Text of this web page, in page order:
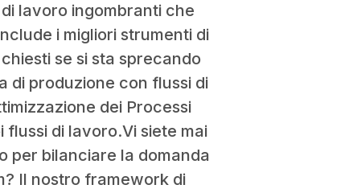
lavoro ingombranti che
i migliori strumenti di
se si sta sprecando
di produzione con flussi di
dei Processi
flussi di lavoro.Vi siete mai
per bilanciare la domanda
Il nostro framework di